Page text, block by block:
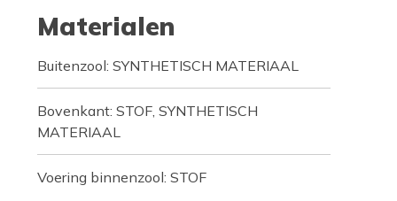
Materialen
Buitenzool: SYNTHETISCH MATERIAAL
Bovenkant: STOF, SYNTHETISCH
MATERIAAL
Voering binnenzool: STOF